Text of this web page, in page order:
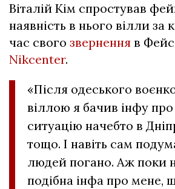
Віталій Кім спростував
наявність в нього вілли за
час свого звернення в
Nikcenter.
«Після одеського
віллою я бачив інфу про
ситуацію начебто в
тощо. І навіть сам
людей погано. Аж поки
подібна інфа про мене,